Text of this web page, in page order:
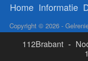
Home Informatie
Copyright © 2026 -
112Brabant -